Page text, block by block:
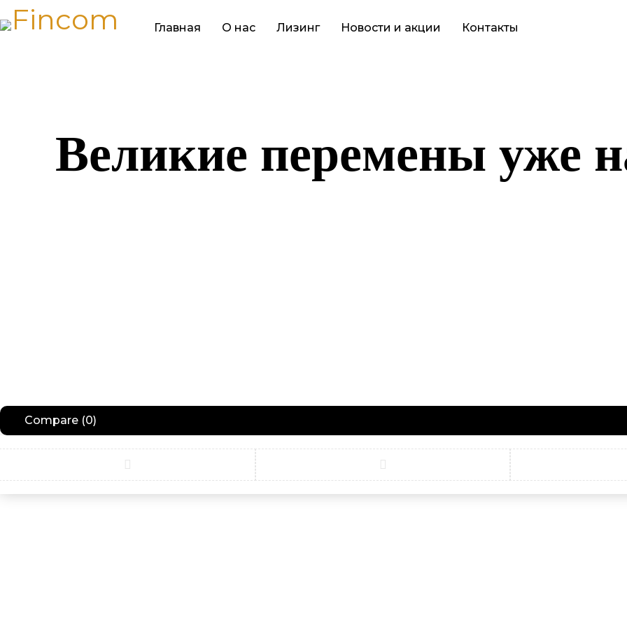
Главная О нас Лизинг Новости и акции Контакты
Великие перемены уже
Compare (0)